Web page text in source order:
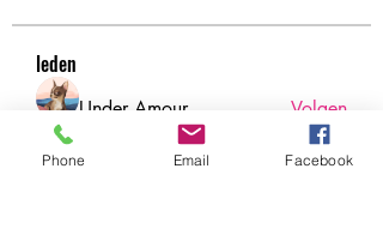
leden
Under Amour Volgen
Jerome Holan Volgen
Phone Email Facebook